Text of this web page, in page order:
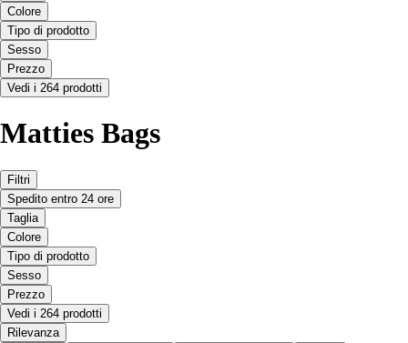
Colore
Tipo di prodotto
Sesso
Prezzo
Vedi i 264 prodotti
Matties Bags
Filtri
Spedito entro 24 ore
Taglia
Colore
Tipo di prodotto
Sesso
Prezzo
Vedi i 264 prodotti
Rilevanza